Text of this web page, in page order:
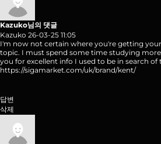
Kazuko님의 댓글
Kazuko 26-03-25 11:05
I'm now not certain where you're getting
topic. I must spend some time studying
you for excellent info I used to be in search
https://sigamarket.com/uk/brand/kent/
답변
삭제